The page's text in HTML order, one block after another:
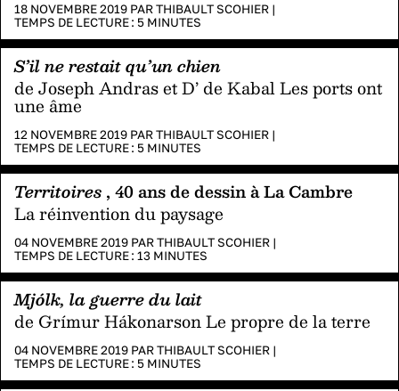
18 NOVEMBRE 2019 PARTHIBAULT SCOHIER |
TEMPS DE LECTURE : 5 MINUTES
S’il ne restait qu’un chien
de Joseph Andras et D’ de Kabal Les ports ont
une âme
12 NOVEMBRE 2019 PARTHIBAULT SCOHIER |
TEMPS DE LECTURE : 5 MINUTES
Territoires , 40 ans de dessin à La Cambre
La réinvention du paysage
04 NOVEMBRE 2019 PARTHIBAULT SCOHIER |
TEMPS DE LECTURE : 13 MINUTES
Mjólk, la guerre du lait
de Grímur Hákonarson Le propre de la terre
04 NOVEMBRE 2019 PARTHIBAULT SCOHIER |
TEMPS DE LECTURE : 5 MINUTES